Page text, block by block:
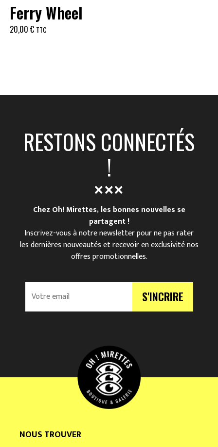
Ferry Wheel
20,00 € TTC
RESTONS CONNECTÉS
!
Chez Oh! Mirettes, les bonnes nouvelles se
partagent !
Inscrivez-vous à notre newsletter pour ne pas rater
les dernières nouveautés et recevoir en exclusivité nos
offres promotionnelles.
V
r
l
S'INCRIRE
NOUS TROUVER